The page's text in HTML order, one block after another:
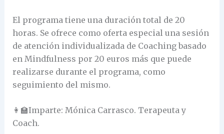
El programa tiene una duración total de 20
horas. Se ofrece como oferta especial una sesión
de atención individualizada de Coaching basado
en Mindfulness por 20 euros más que puede
realizarse durante el programa, como
seguimiento del mismo.
👩‍🏫Imparte: Mónica Carrasco. Terapeuta y
Coach.